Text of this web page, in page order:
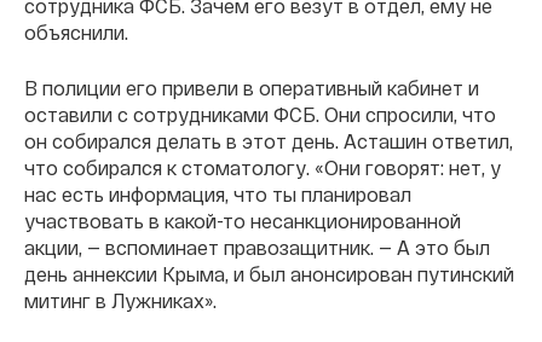
сотрудника ФСБ. Зачем его везут в отдел, ему не
объяснили.
В полиции его привели в оперативный кабинет и
оставили с сотрудниками ФСБ. Они спросили, что
он собирался делать в этот день. Асташин ответил,
что собирался к стоматологу. «Они говорят: нет, у
нас есть информация, что ты планировал
участвовать в какой-то несанкционированной
акции, — вспоминает правозащитник. — А это был
день аннексии Крыма, и был анонсирован путинский
митинг в Лужниках».